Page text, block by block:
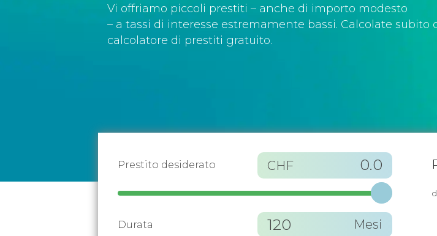
Vi offriamo piccoli prestiti – anche di importo modesto
– a tassi di interesse estremamente bassi. Calcolate
calcolatore di prestiti gratuito.
Prestito desiderato CHF 0.0
Durata 120 Mesi